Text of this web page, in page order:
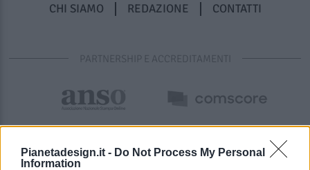
Pianetadesign.it - Do Not Process My Personal
Information
CHI SIAMO REDAZIONE CONTATTI
PARTNERSHIP E ACCREDITAMENTI